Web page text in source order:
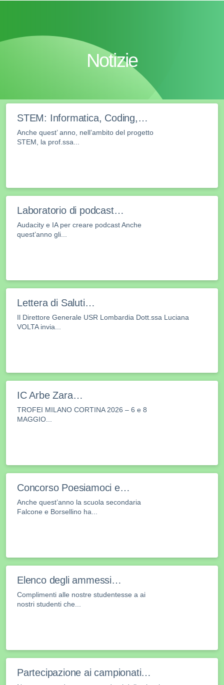
Notizie
STEM: Informatica, Coding,…
Anche quest’ anno, nell’ambito del progetto
STEM, la prof.ssa...
Laboratorio di podcast…
Audacity e IA per creare podcast Anche
quest’anno gli...
Lettera di Saluti…
Il Direttore Generale USR Lombardia Dott.ssa Luciana
VOLTA invia...
IC Arbe Zara…
TROFEI MILANO CORTINA 2026 – 6 e 8
MAGGIO...
Concorso Poesiamoci e…
Anche quest’anno la scuola secondaria
Falcone e Borsellino ha...
Elenco degli ammessi…
Complimenti alle nostre studentesse a ai
nostri studenti che...
Partecipazione ai campionati…